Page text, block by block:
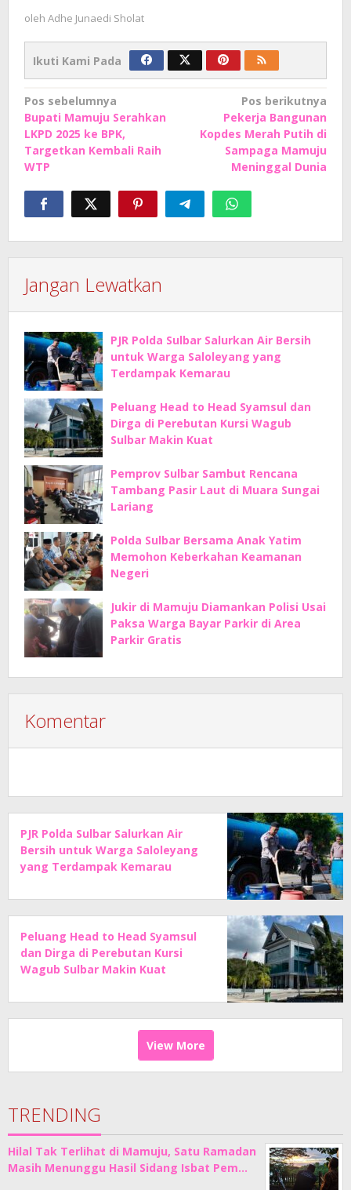
oleh Adhe Junaedi Sholat
Ikuti Kami Pada
Navigasi
pos
Pos sebelumnya
Bupati Mamuju Serahkan
LKPD 2025 ke BPK,
Targetkan Kembali Raih
WTP
Pos berikutnya
Pekerja Bangunan
Kopdes Merah Putih di
Sampaga Mamuju
Meninggal Dunia
Jangan Lewatkan
PJR Polda Sulbar Salurkan Air Bersih
untuk Warga Saloleyang yang
Terdampak Kemarau
Peluang Head to Head Syamsul dan
Dirga di Perebutan Kursi Wagub
Sulbar Makin Kuat
Pemprov Sulbar Sambut Rencana
Tambang Pasir Laut di Muara Sungai
Lariang
Polda Sulbar Bersama Anak Yatim
Memohon Keberkahan Keamanan
Negeri
Jukir di Mamuju Diamankan Polisi Usai
Paksa Warga Bayar Parkir di Area
Parkir Gratis
Komentar
PJR Polda Sulbar Salurkan Air
Bersih untuk Warga Saloleyang
yang Terdampak Kemarau
Peluang Head to Head Syamsul
dan Dirga di Perebutan Kursi
Wagub Sulbar Makin Kuat
View More
TRENDING
Hilal Tak Terlihat di Mamuju, Satu Ramadan
Masih Menunggu Hasil Sidang Isbat Pem…